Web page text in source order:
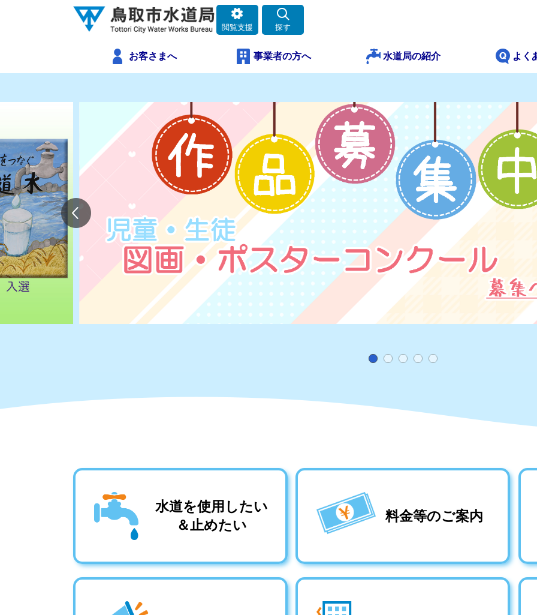
閲覧支援 探す
お客さまへ 事業者の方へ 水道局の紹介 よく
水道を使用したい
＆止めたい
料金等のご案内